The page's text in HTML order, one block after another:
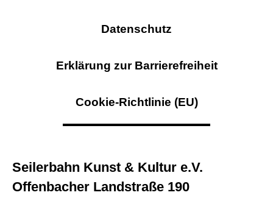
Datenschutz
Erklärung zur Barrierefreiheit
Cookie-Richtlinie (EU)
Seilerbahn Kunst & Kultur e.V.
Offenbacher Landstraße 190